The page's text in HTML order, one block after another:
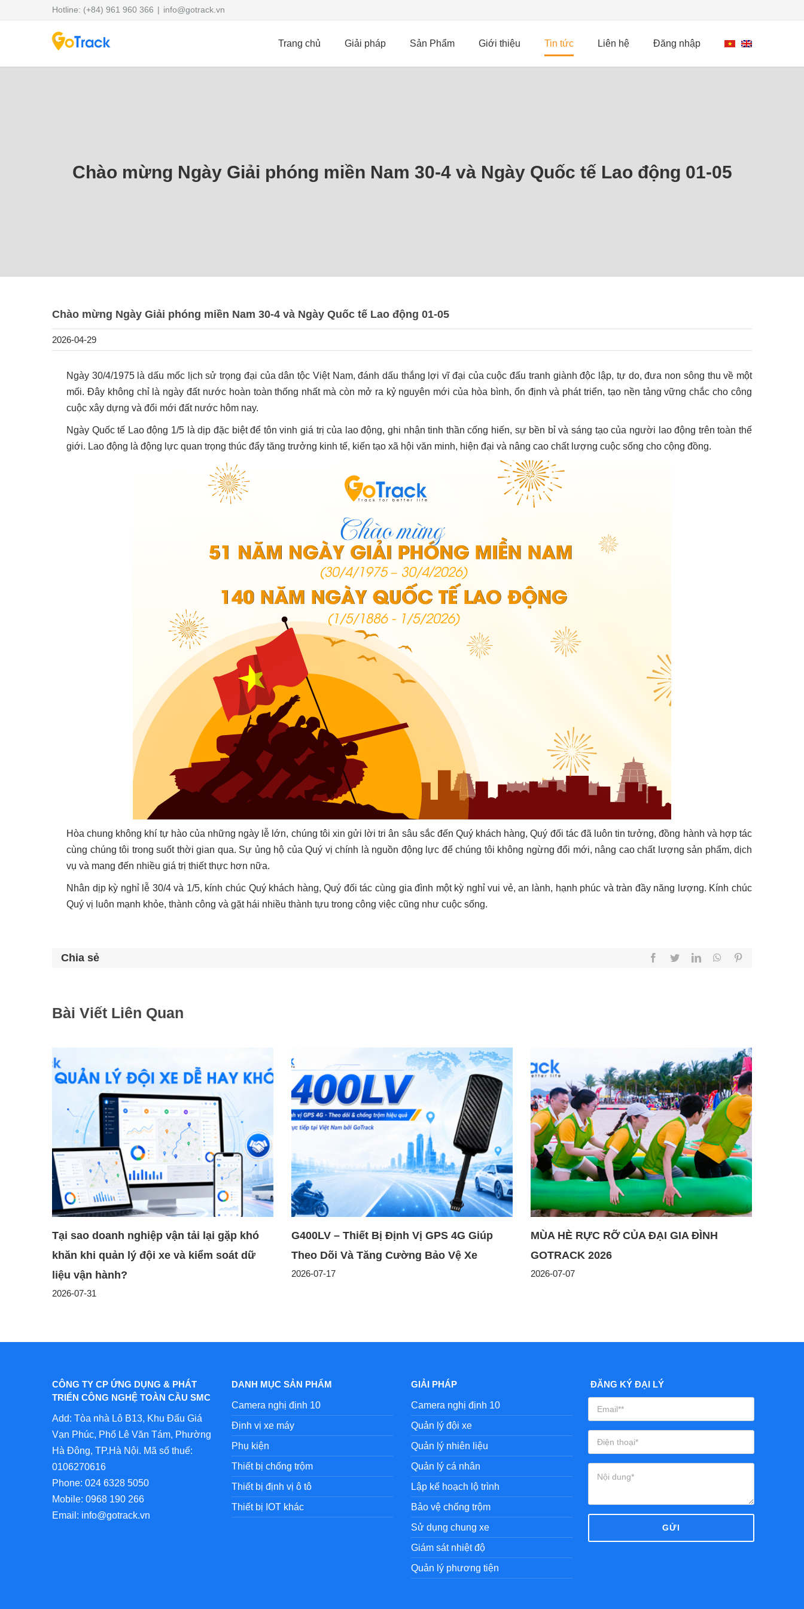
to
Hotline: (+84) 961 960 366 | info@gotrack.vn
Trang chủ Giải pháp Sản Phẩm Giới thiệu Tin tức Liên hệ Đăng nhập
Chào mừng Ngày Giải phóng miền Nam 30-4 và Ngày Quốc tế Lao động 01-05
Chào mừng Ngày Giải phóng miền Nam 30-4 và Ngày Quốc tế Lao động 01-05
2026-04-29
Ngày 30/4/1975 là dấu mốc lịch sử trọng đại của dân tộc Việt Nam, đánh dấu thắng lợi vĩ đại của cuộc đấu tranh giành độc lập, tự do, đưa non sông thu về một
mối. Đây không chỉ là ngày đất nước hoàn toàn thống nhất mà còn mở ra kỷ nguyên mới của hòa bình, ổn định và phát triển, tạo nền tảng vững chắc cho công
cuộc xây dựng và đổi mới đất nước hôm nay.
Ngày Quốc tế Lao động 1/5 là dịp đặc biệt để tôn vinh giá trị của lao động, ghi nhận tinh thần cống hiến, sự bền bỉ và sáng tạo của người lao động trên toàn thế
giới. Lao động là động lực quan trọng thúc đẩy tăng trưởng kinh tế, kiến tạo xã hội văn minh, hiện đại và nâng cao chất lượng cuộc sống cho cộng đồng.
Hòa chung không khí tự hào của những ngày lễ lớn, chúng tôi xin gửi lời tri ân sâu sắc đến Quý khách hàng, Quý đối tác đã luôn tin tưởng, đồng hành và hợp tác
cùng chúng tôi trong suốt thời gian qua. Sự ủng hộ của Quý vị chính là nguồn động lực để chúng tôi không ngừng đổi mới, nâng cao chất lượng sản phẩm, dịch
vụ và mang đến nhiều giá trị thiết thực hơn nữa.
Nhân dịp kỳ nghỉ lễ 30/4 và 1/5, kính chúc Quý khách hàng, Quý đối tác cùng gia đình một kỳ nghỉ vui vẻ, an lành, hạnh phúc và tràn đầy năng lượng. Kính chúc
Quý vị luôn mạnh khỏe, thành công và gặt hái nhiều thành tựu trong công việc cũng như cuộc sống.
Chia sẻ Facebook
TwitterLinkedInWhatsApp
Bài Viết Liên Quan
Tại sao doanh nghiệp vận tải lại gặp khó
khăn khi quản lý đội xe và kiểm soát dữ
liệu vận hành?
2026-07-31
G400LV – Thiết Bị Định Vị GPS 4G Giúp
Theo Dõi Và Tăng Cường Bảo Vệ Xe
2026-07-17
MÙA HÈ RỰC RỠ CỦA ĐẠI GIA ĐÌNH
GOTRACK 2026
2026-07-07
CÔNG TY CP ỨNG DỤNG & PHÁT
TRIỂN CÔNG NGHỆ TOÀN CẦU SMC
Add: Tòa nhà Lô B13, Khu Đấu Giá
Vạn Phúc, Phố Lê Văn Tám, Phường
Hà Đông, TP.Hà Nội. Mã số thuế:
0106270616
Phone: 024 6328 5050
Mobile: 0968 190 266
Email: info@gotrack.vn
DANH MỤC SẢN PHẨM
Camera nghị định 10
Định vị xe máy
Phụ kiện
Thiết bị chống trộm
Thiết bị định vị ô tô
Thiết bị IOT khác
GIẢI PHÁP
Camera nghị định 10
Quản lý đội xe
Quản lý nhiên liệu
Quản lý cá nhân
Lập kế hoạch lộ trình
Bảo vệ chống trộm
Sử dụng chung xe
Giám sát nhiệt độ
Quản lý phương tiện
ĐĂNG KÝ ĐẠI LÝ
GỬI